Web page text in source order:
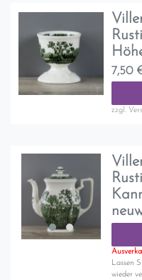
7,50
zzgl.
Lassen
wieder